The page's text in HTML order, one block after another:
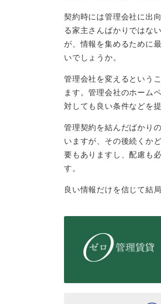
契約時には管理会社に出
る家主さんばかりではな
が、情報を集めるために
いでしょうか。
管理会社を変えるという
ます。管理会社のホーム
対しても良い条件などを
管理契約を結んだばかり
いますが、その後続くか
要もありますし、配慮も
す。
良い情報だけを信じて結